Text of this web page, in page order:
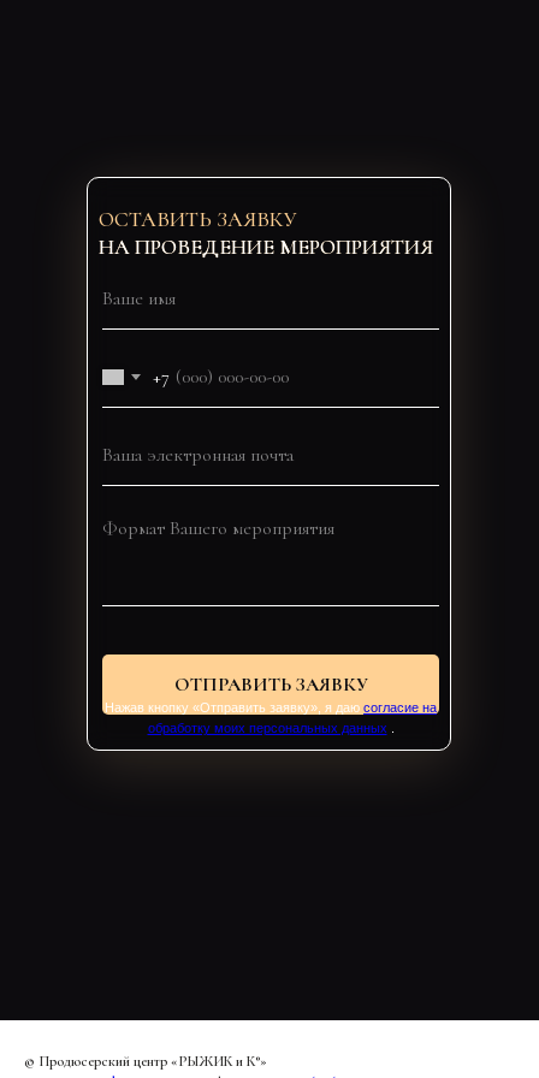
+7
ОТПРАВИТЬ ЗАЯВКУ
ОСТАВИТЬ ЗАЯВКУ
НА ПРОВЕДЕНИЕ МЕРОПРИЯТИЯ
Нажав кнопку «Отправить заявку», я даю согласие на
обработку моих персональных данных
© Продюсерский центр «РЫЖИК и К°»